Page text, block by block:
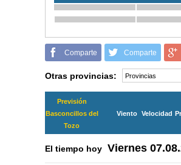
Comparte Comparte
Otras provincias:
Previsión
Basconcillos del
Tozo
Viento Velocidad
El tiempo hoy Viernes